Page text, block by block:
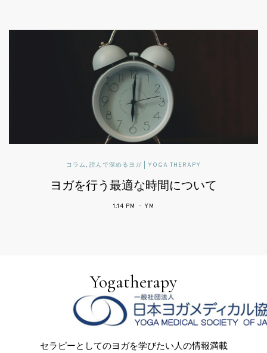
パブリックヘルスに活かすヨガセラピー
患者中心の医療で期待されるヨガ
4:34 PM
Yogatherapy
セラピーとしてのヨガを学びたい人の情報満載